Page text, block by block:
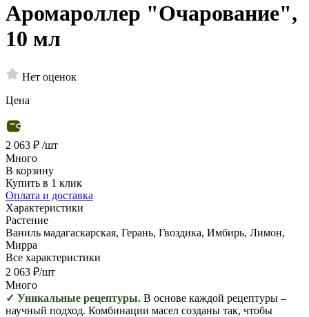
Аромароллер "Очарование",
10 мл
Нет оценок
Цена
2 063 ₽ /шт
Много
В корзину
Купить в 1 клик
Оплата и доставка
Характеристики
Растение
Ваниль мадагаскарская, Герань, Гвоздика, Имбирь, Лимон,
Мирра
Все характеристики
2 063 ₽/шт
Много
✓ Уникальные рецептуры. В основе каждой рецептуры –
научный подход. Комбинации масел созданы так, чтобы